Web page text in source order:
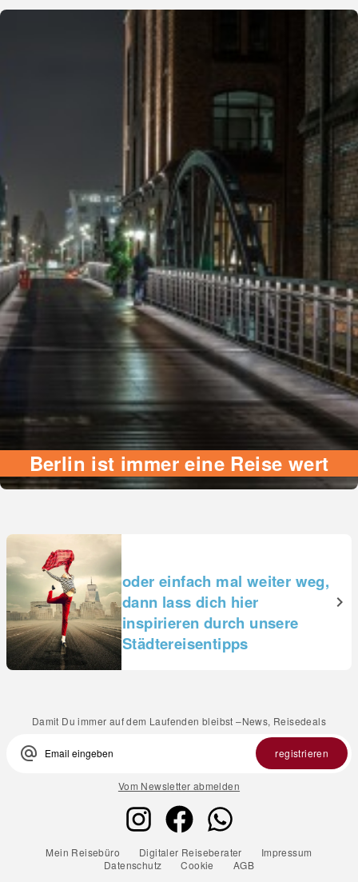
Berlin ist immer eine Reise wert
oder einfach mal weiter weg,
dann lass dich hier
inspirieren durch unsere
Städtereisentipps
Damit Du immer auf dem Laufenden bleibst –News, Reisedeals
alternate_email registrieren
Vom Newsletter abmelden
Mein Reisebüro Digitaler Reiseberater
Impressum
Datenschutz
Cookie AGB